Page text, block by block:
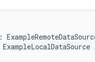
:
ExampleLocalDataSource